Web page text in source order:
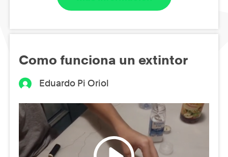
Como funciona un extintor
Eduardo Pi Oriol